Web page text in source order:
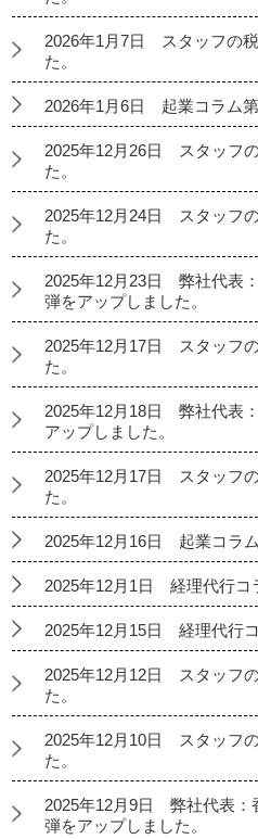
2026年1月7日 スタッフの
た。
2026年1月6日 起業コラム第
2025年12月26日 スタッフ
た。
2025年12月24日 スタッフ
た。
2025年12月23日 弊社代表
弾をアップしました。
2025年12月17日 スタッフ
た。
2025年12月18日 弊社代表
アップしました。
2025年12月17日 スタッフ
た。
2025年12月16日 起業コラ
2025年12月1日 経理代行コ
2025年12月15日 経理代行
2025年12月12日 スタッフ
た。
2025年12月10日 スタッフ
た。
2025年12月9日 弊社代表：
弾をアップしました。